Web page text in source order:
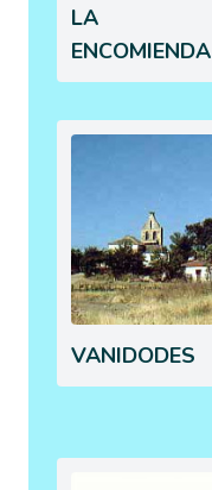
LA
ENCOMIENDA
VANIDODES